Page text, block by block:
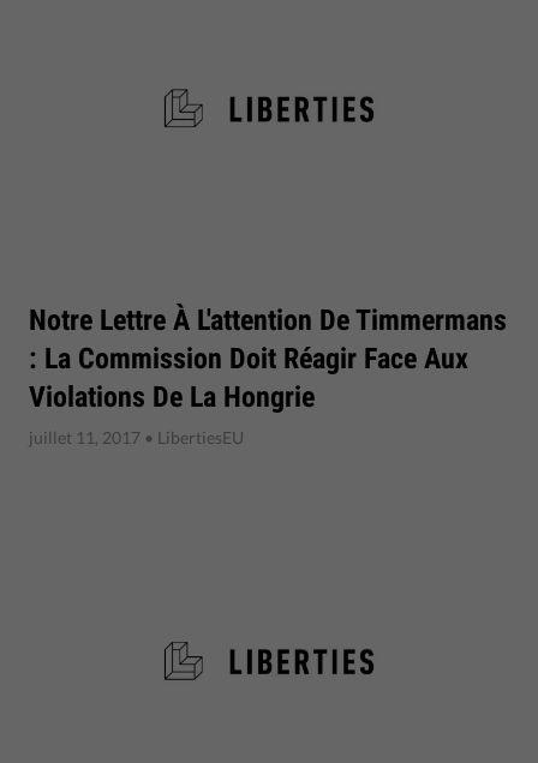
Notre Lettre À L'attention De Timmermans
: La Commission Doit Réagir Face Aux
Violations De La Hongrie
juillet 11, 2017 • LibertiesEU